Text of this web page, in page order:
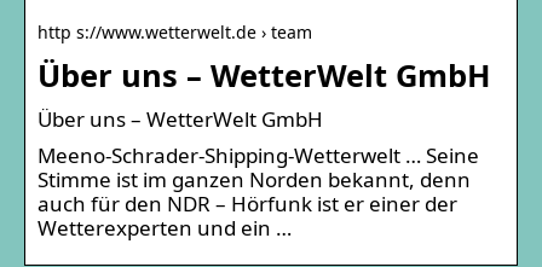
http s://www.wetterwelt.de › team
Über uns – WetterWelt GmbH
Über uns – WetterWelt GmbH
Meeno-Schrader-Shipping-Wetterwelt … Seine
Stimme ist im ganzen Norden bekannt, denn
auch für den NDR – Hörfunk ist er einer der
Wetterexperten und ein …